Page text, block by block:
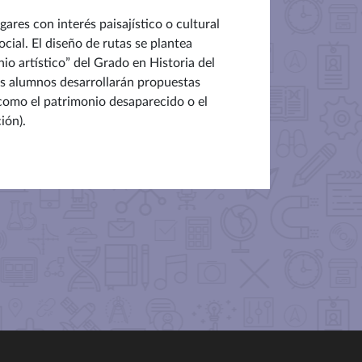
con interés paisajístico o cultural
El diseño de rutas se plantea
artístico” del Grado en Historia del
alumnos desarrollarán propuestas
el patrimonio desaparecido o el